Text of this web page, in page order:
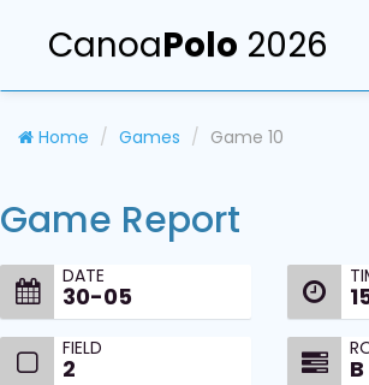
CanoaPolo 2026
Home Games Game 10
Game Report
DATE
30-05
FIELD
2 B